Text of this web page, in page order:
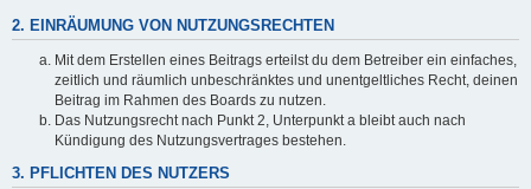
2. EINRÄUMUNG VON NUTZUNGSRECHTEN
Mit dem Erstellen eines Beitrags erteilst du dem Betreiber ein einfaches,
zeitlich und räumlich unbeschränktes und unentgeltliches Recht, deinen
Beitrag im Rahmen des Boards zu nutzen.
Das Nutzungsrecht nach Punkt 2, Unterpunkt a bleibt auch nach
Kündigung des Nutzungsvertrages bestehen.
3. PFLICHTEN DES NUTZERS